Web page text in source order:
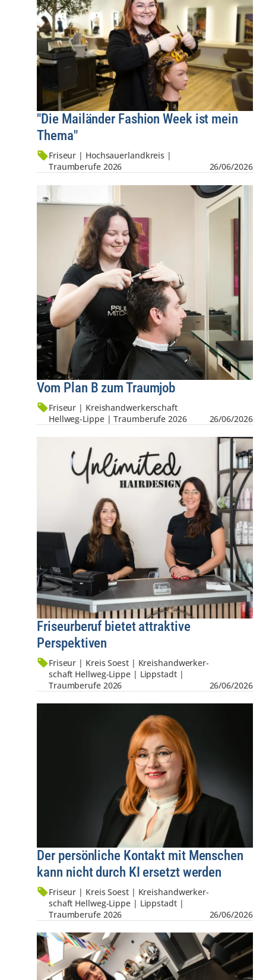
"Die Mailänder Fashion Week ist mein
Thema"
Friseur | Hochsauerlandkreis |
Traumberufe 2026
26/06/2026
Vom Plan B zum Traumjob
Friseur | Kreis­hand­werker­schaft
Hellweg-Lippe | Traumberufe 2026
26/06/2026
Friseurberuf bietet attraktive
Perspektiven
Friseur | Kreis Soest | Kreis­hand­werker­
schaft Hellweg-Lippe | Lippstadt |
Traumberufe 2026
26/06/2026
Der persönliche Kontakt mit Menschen
kann nicht durch KI ersetzt werden
Friseur | Kreis Soest | Kreis­hand­werker­
schaft Hellweg-Lippe | Lippstadt |
Traumberufe 2026
26/06/2026